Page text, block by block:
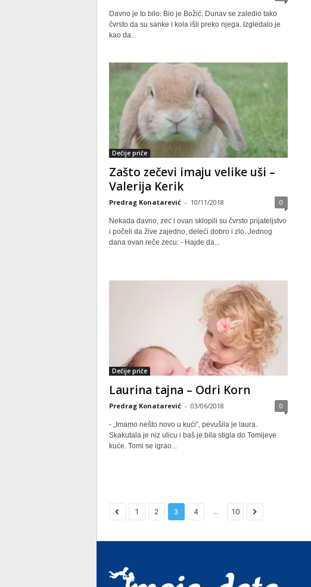
Davno je to bilo. Bio je Božić. Dunav se zaledio tako
čvrsto da su sanke i kola išli preko njega. Izgledalo je
kao da...
Dečije priče
Zašto zečevi imaju velike uši –
Valerija Kerik
Predrag Konatarević - 10/11/2018 0
Nekada davno, zec i ovan sklopili su čvrsto prijateljstvo
i počeli da žive zajedno, deleći dobro i zlo. Jednog
dana ovan reče zecu: - Hajde da...
Dečije priče
Laurina tajna – Odri Korn
Predrag Konatarević - 03/06/2018 0
- „Imamo nešto novo u kući“, pevušila je laura.
Skakutala je niz ulicu i baš je bila stigla do Tomijeve
kuće. Tomi se igrao...
1 2 3 4 ... 10